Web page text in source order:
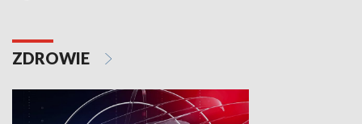
ZDROWIE